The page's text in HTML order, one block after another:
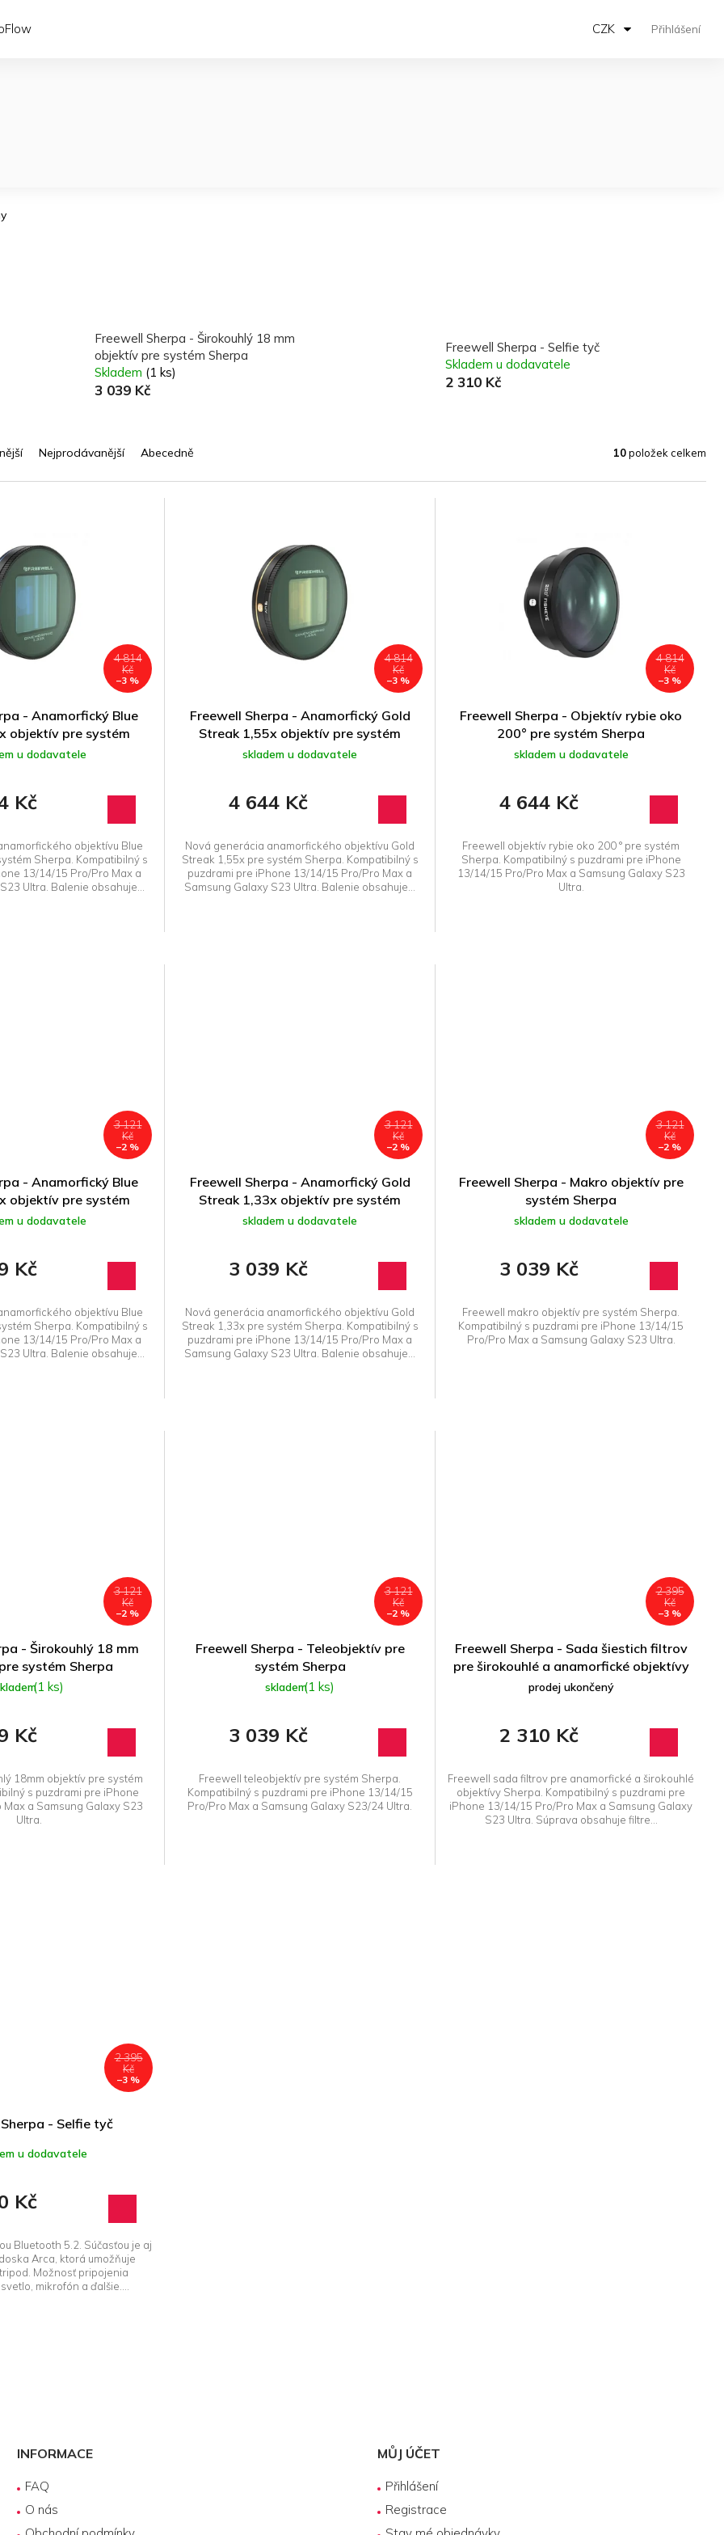
CZK Přihlášení
Freewell Sherpa - Širokouhlý 18 mm
objektív pre systém Sherpa
Skladem (1 ks)
3 039 Kč
Freewell Sherpa - Selfie tyč
Skladem u dodavatele
2 310 Kč
Nejprodávanější Abecedně 10položek celkem
4 814
Kč
–3 %
- Anamorfický Blue
objektív pre systém
Sherpa
u dodavatele
Kč
objektívu Blue
Sherpa. Kompatibilný s
13/14/15 Pro/Pro Max a
Ultra. Balenie obsahuje...
4 814
Kč
–3 %
Freewell Sherpa - Anamorfický Gold
Streak 1,55x objektív pre systém
Sherpa
skladem u dodavatele
4 644 Kč
Nová generácia anamorfického objektívu Gold
Streak 1,55x pre systém Sherpa. Kompatibilný s
puzdrami pre iPhone 13/14/15 Pro/Pro Max a
Samsung Galaxy S23 Ultra. Balenie obsahuje...
4 814
Kč
–3 %
Freewell Sherpa - Objektív rybie oko
200° pre systém Sherpa
skladem u dodavatele
4 644 Kč
Freewell objektív rybie oko 200 ° pre systém
Sherpa. Kompatibilný s puzdrami pre iPhone
13/14/15 Pro/Pro Max a Samsung Galaxy S23
Ultra.
3 121
Kč
–2 %
- Anamorfický Blue
objektív pre systém
Sherpa
u dodavatele
Kč
objektívu Blue
Sherpa. Kompatibilný s
13/14/15 Pro/Pro Max a
Ultra. Balenie obsahuje...
3 121
Kč
–2 %
Freewell Sherpa - Anamorfický Gold
Streak 1,33x objektív pre systém
Sherpa
skladem u dodavatele
3 039 Kč
Nová generácia anamorfického objektívu Gold
Streak 1,33x pre systém Sherpa. Kompatibilný s
puzdrami pre iPhone 13/14/15 Pro/Pro Max a
Samsung Galaxy S23 Ultra. Balenie obsahuje...
3 121
Kč
–2 %
Freewell Sherpa - Makro objektív pre
systém Sherpa
skladem u dodavatele
3 039 Kč
Freewell makro objektív pre systém Sherpa.
Kompatibilný s puzdrami pre iPhone 13/14/15
Pro/Pro Max a Samsung Galaxy S23 Ultra.
3 121
Kč
–2 %
- Širokouhlý 18 mm
systém Sherpa
(1 ks)
Kč
18mm objektív pre systém
s puzdrami pre iPhone
a Samsung Galaxy S23
Ultra.
3 121
Kč
–2 %
Freewell Sherpa - Teleobjektív pre
systém Sherpa
skladem(1 ks)
3 039 Kč
Freewell teleobjektív pre systém Sherpa.
Kompatibilný s puzdrami pre iPhone 13/14/15
Pro/Pro Max a Samsung Galaxy S23/24 Ultra.
2 395
Kč
–3 %
Freewell Sherpa - Sada šiestich filtrov
pre širokouhlé a anamorfické objektívy
prodej ukončený
2 310 Kč
Freewell sada filtrov pre anamorfické a širokouhlé
objektívy Sherpa. Kompatibilný s puzdrami pre
iPhone 13/14/15 Pro/Pro Max a Samsung Galaxy
S23 Ultra. Súprava obsahuje filtre...
2 395
Kč
–3 %
- Selfie tyč
u dodavatele
Kč
Bluetooth 5.2. Súčasťou je aj
Arca, ktorá umožňuje
Možnosť pripojenia
mikrofón a ďalšie....
INFORMACE
FAQ
O nás
MŮJ ÚČET
Přihlášení
Registrace